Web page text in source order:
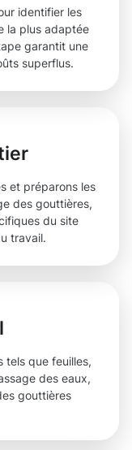
identifier les
la plus adaptée
garantit une
superflus.
et préparons les
des gouttières,
du site
travail.
tels que feuilles,
des eaux,
gouttières